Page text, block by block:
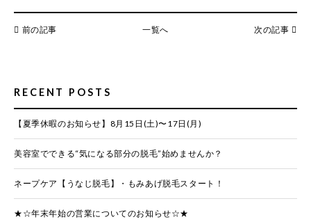
前の記事 一覧へ 次の記事
RECENT POSTS
【夏季休暇のお知らせ】8月15日(土)〜17日(月)
美容室でできる“気になる部分の脱毛”始めませんか？
ネープケア【うなじ脱毛】・もみあげ脱毛スタート！
★☆年末年始の営業についてのお知らせ☆★